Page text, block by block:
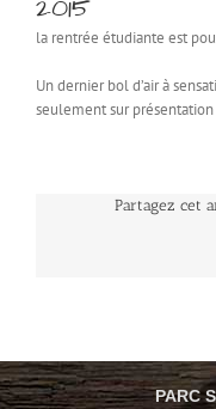
2015
la rentrée étudiante est
Un dernier bol d’air à
seulement sur
Partagez cet
PARC